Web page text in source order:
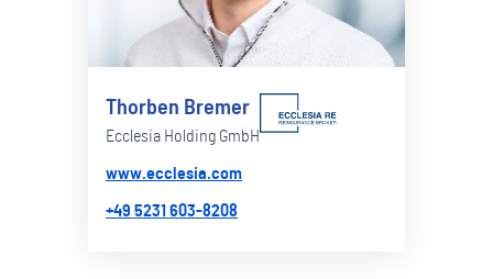
Thorben Bremer
Ecclesia Holding GmbH
www.ecclesia.com
+49 5231 603-8208